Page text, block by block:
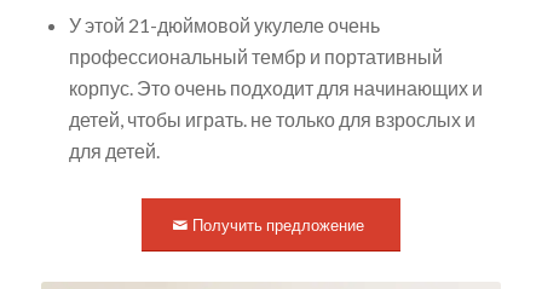
У этой 21-дюймовой укулеле очень
профессиональный тембр и портативный
корпус. Это очень подходит для начинающих и
детей, чтобы играть. не только для взрослых и
для детей.
Получить предложение